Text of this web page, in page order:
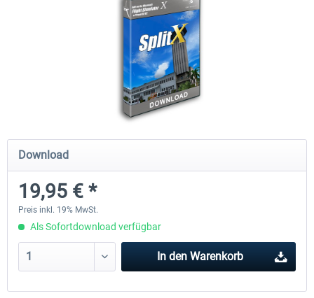
Mega Airport Frankfurt V2.0
29,95 € *
Mega Airport Berlin
Download
19,95 € *
Preis inkl. 19% MwSt.
Als Sofortdownload verfügbar
In den Warenkorb